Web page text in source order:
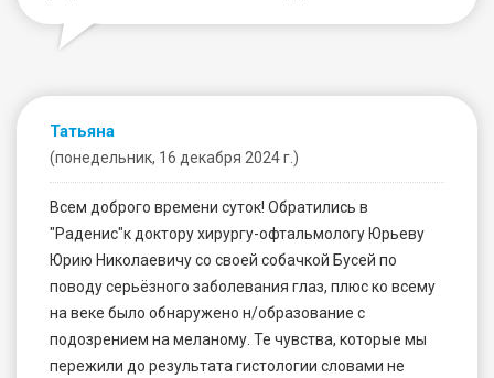
Татьяна
(понедельник, 16 декабря 2024 г.)
Всем доброго времени суток! Обратились в
"Раденис"к доктору хирургу-офтальмологу Юрьеву
Юрию Николаевичу со своей собачкой Бусей по
поводу серьёзного заболевания глаз, плюс ко всему
на веке было обнаружено н/образование с
подозрением на меланому. Те чувства, которые мы
пережили до результата гистологии словами не